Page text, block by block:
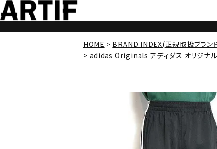
HOME
BRAND INDEX(正規取扱ブラン
adidas Originals アディダス オリジナ